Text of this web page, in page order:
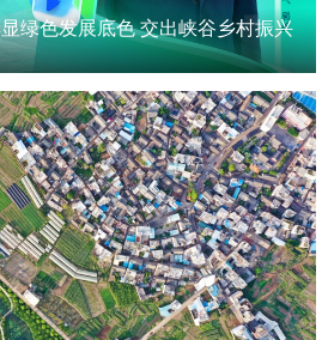
绿色发展底色 交出峡谷乡村振兴